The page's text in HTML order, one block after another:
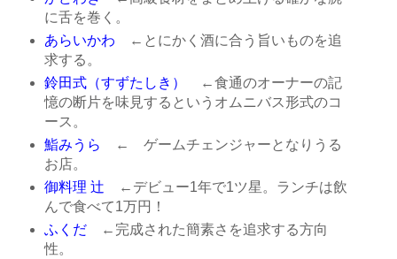
に舌を巻く。
あらいかわ ←とにかく酒に合う旨いものを追
求する。
鈴田式（すずたしき）
←食通のオーナーの記
憶の断片を味見するというオムニバス形式のコ
ース。
鮨みうら ← ゲームチェンジャーとなりうる
お店。
御料理 辻 ←デビュー1年で1ツ星。ランチは飲
んで食べて1万円！
ふくだ←完成された簡素さを追求する方向
性。